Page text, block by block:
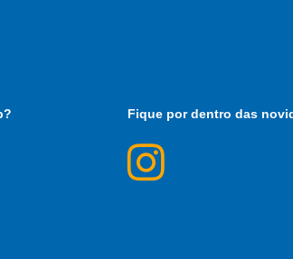
Fique por dentro das